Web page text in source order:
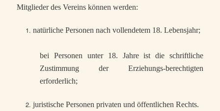
Mitglieder des Vereins können werden:
natürliche Personen nach vollendetem 18. Lebensjahr;
bei Personen unter 18. Jahre ist die schriftliche
Zustimmung der Erziehungs-berechtigten
erforderlich;
juristische Personen privaten und öffentlichen Rechts.